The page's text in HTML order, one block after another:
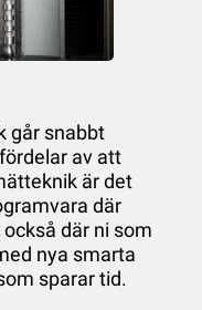
går snabbt
av att
är det
där
där ni som
nya smarta
sparar tid.